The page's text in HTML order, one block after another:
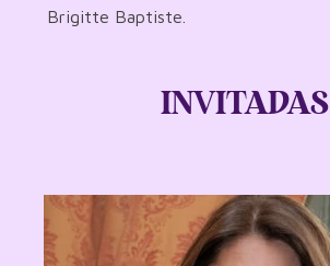
Brigitte Baptiste.
INVITADAS